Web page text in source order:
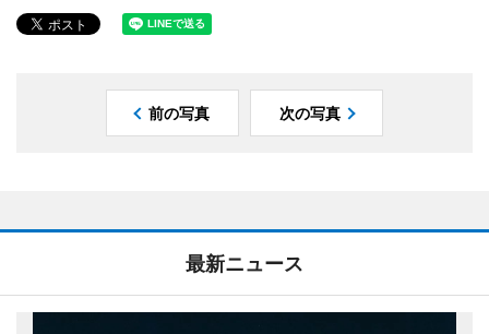
前の写真 次の写真
最新ニュース